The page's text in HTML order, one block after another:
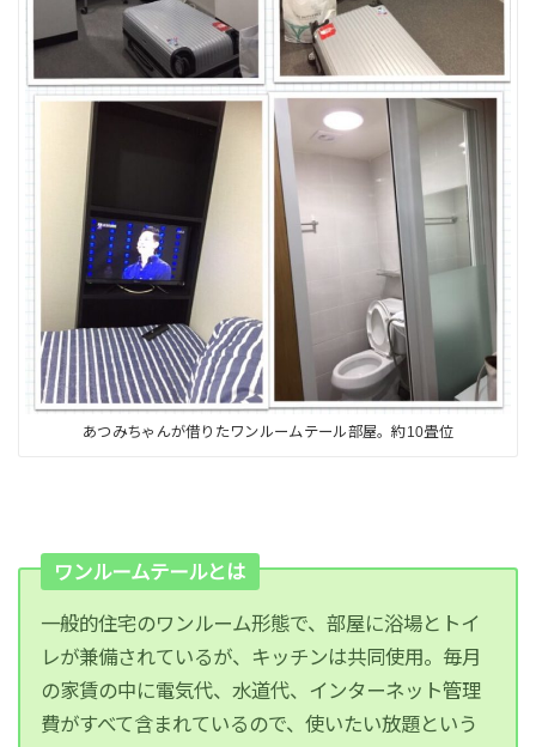
あつみちゃんが借りたワンルームテール部屋。約10畳位
ワンルームテールとは
一般的住宅のワンルーム形態で、部屋に浴場とトイ
レが兼備されているが、キッチンは共同使用。毎月
の家賃の中に電気代、水道代、インターネット管理
費がすべて含まれているので、使いたい放題という